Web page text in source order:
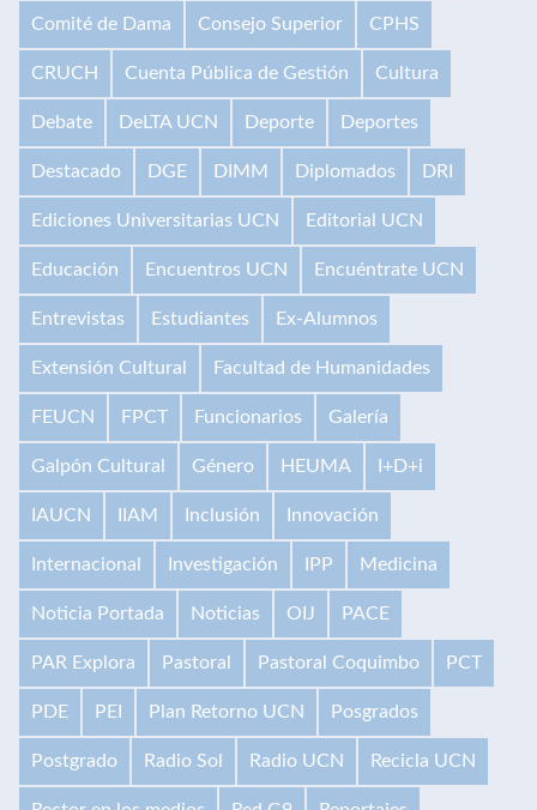
Comité de Dama Consejo Superior CPHS
CRUCH Cuenta Pública de Gestión Cultura
Debate DeLTA UCN Deporte Deportes
Destacado DGE DIMM Diplomados DRI
Ediciones Universitarias UCN Editorial UCN
Educación Encuentros UCN Encuéntrate UCN
Entrevistas Estudiantes Ex-Alumnos
Extensión Cultural Facultad de Humanidades
FEUCN FPCT Funcionarios Galería
Galpón Cultural Género HEUMA I+D+i
IAUCN IIAM Inclusión Innovación
Internacional Investigación IPP Medicina
Noticia Portada Noticias OIJ PACE
PAR Explora Pastoral Pastoral Coquimbo PCT
PDE PEI Plan Retorno UCN Posgrados
Postgrado Radio Sol Radio UCN Recicla UCN